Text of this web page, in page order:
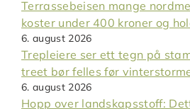
Terrassebeisen mange
koster under 400 kroner og
6. august 2026
Trepleiere ser ett tegn på
treet bør felles før
6. august 2026
Hopp over landskapsstoff: